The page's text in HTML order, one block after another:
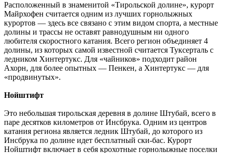
Расположенный в знаменитой «Тирольской долине», курорт
Майрхофен считается одним из лучших горнолыжных
курортов — здесь все связано с этим видом спорта, а местные
долины и трассы не оставят равнодушным ни одного
любителя скоростного катания. Всего регион объединяет 4
долины, из которых самой известной считается Туксерталь с
ледником Хинтертукс. Для «чайников» подходит район
Ахорн, для более опытных — Пенкен, а Хинтертукс — для
«продвинутых».
Нойштифт
Это небольшая тирольская деревня в долине Штубай, всего в
паре десятков километров от Инсбрука. Одним из центров
катания региона является ледник Штубай, до которого из
Инсбрука по долине идет бесплатный ски-бас. Курорт
Нойштифт включает в себя крохотные горнолыжные поселки